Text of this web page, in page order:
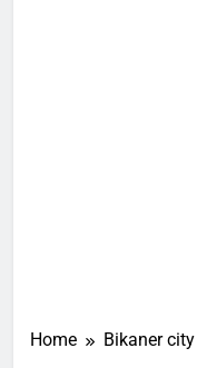
Home Bikaner